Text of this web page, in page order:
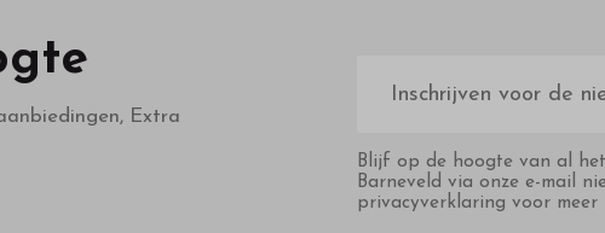
Extra
mailadres
Blijf op de hoogte van al
Barneveld via onze e-mail
privacyverklaring voor meer